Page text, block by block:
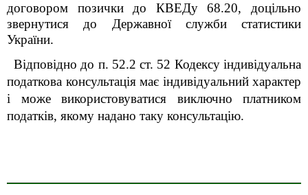
договором позички до КВЕДу 68.20, доцільно
звернутися до Державної служби статистики
України.
Відповідно до п. 52.2 ст. 52 Кодексу індивідуальна
податкова консультація має індивідуальний характер
і може використовуватися виключно платником
податків, якому надано таку консультацію.